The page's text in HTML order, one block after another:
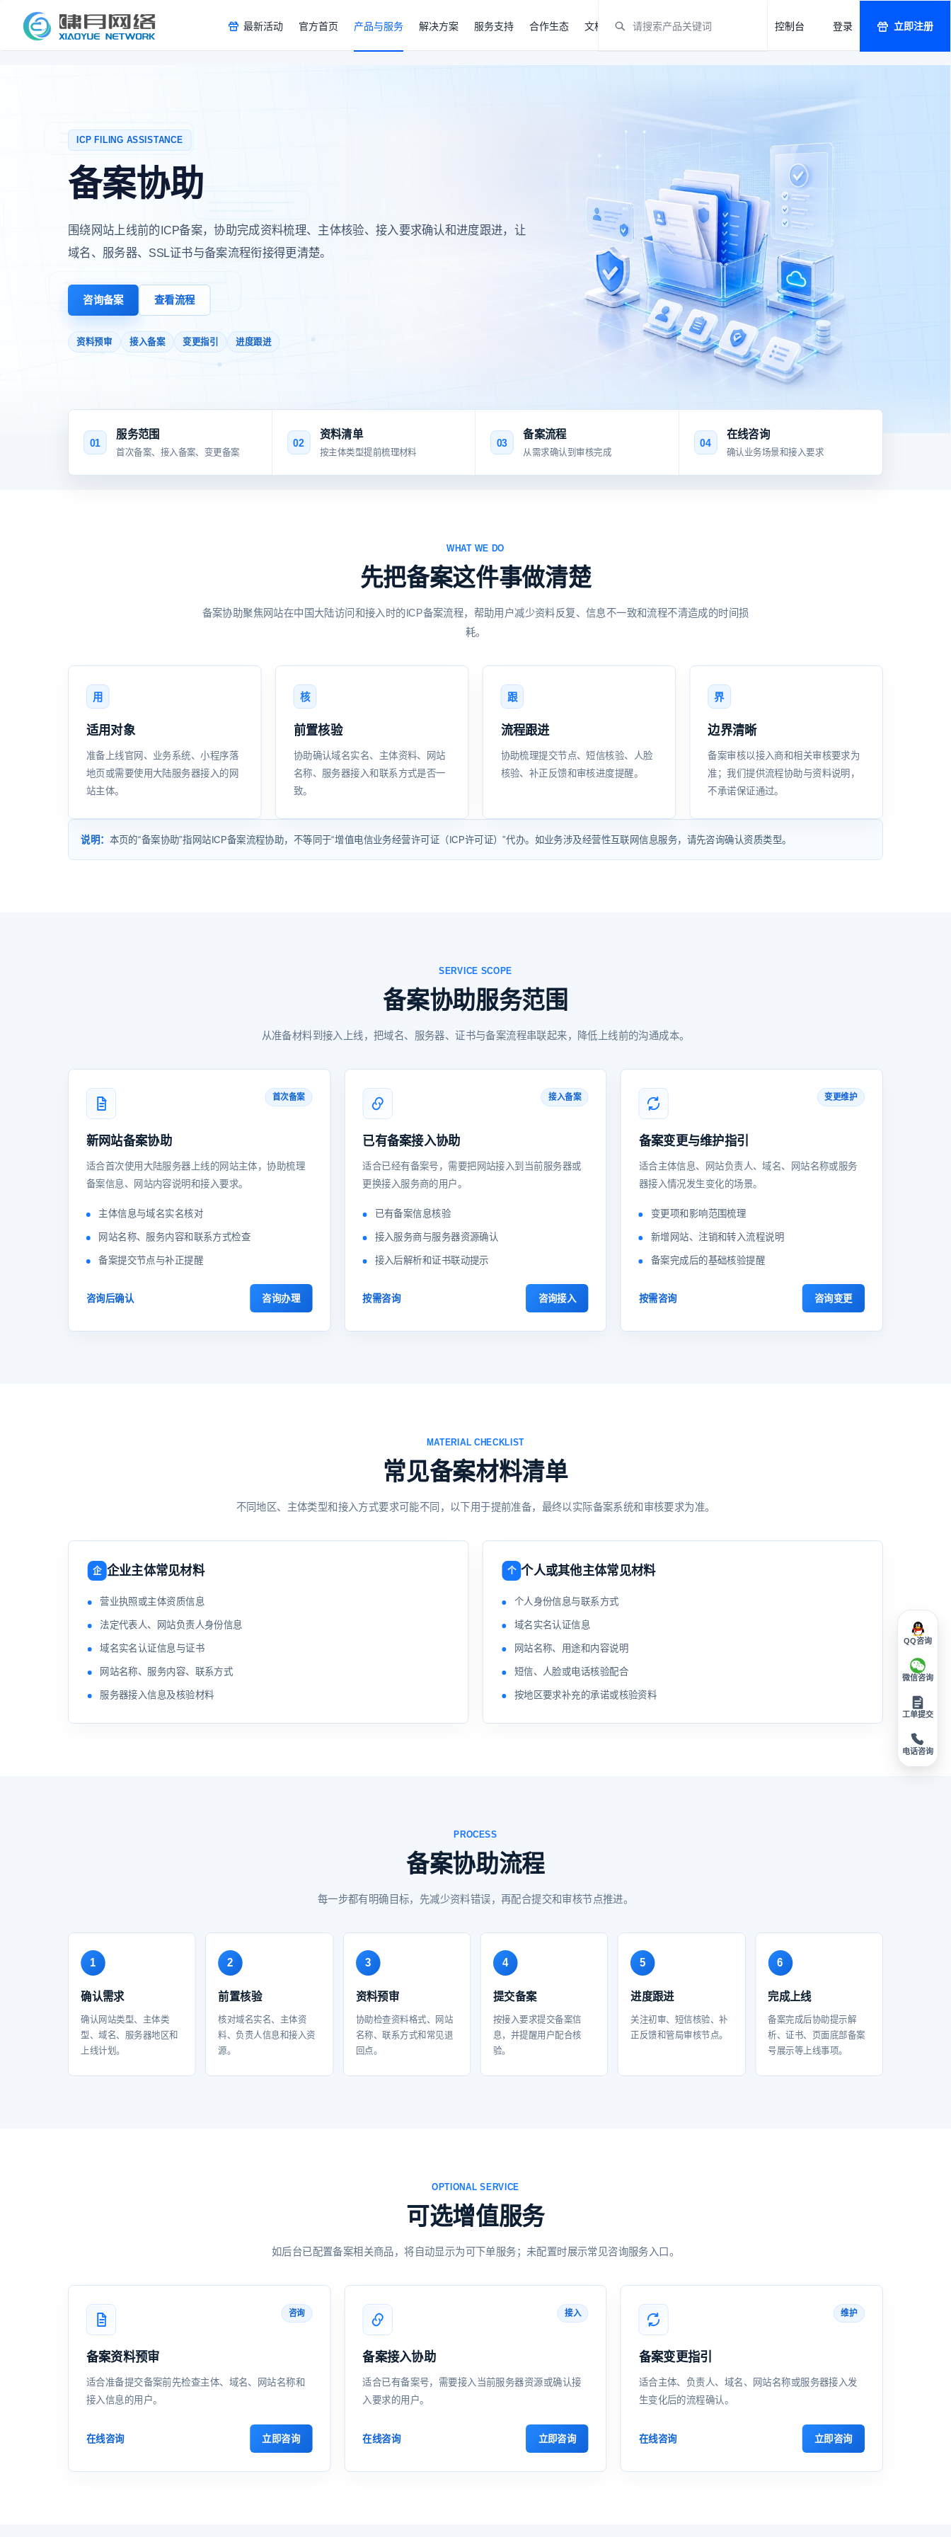
最新活动 官方首页 产品与服务 解决方案 服务支持 合作生态 文档中心 关于我们 控制台 登录 立即注册
QQ咨询
微信咨询
工单提交
电话咨询
ICP FILING ASSISTANCE
备案协助
围绕网站上线前的ICP备案，协助完成资料梳理、主体核验、接入要求确认和进度跟进，让
域名、服务器、SSL证书与备案流程衔接得更清楚。
咨询备案 查看流程
资料预审 接入备案 变更指引 进度跟进
01
服务范围
首次备案、接入备案、变更备案
02
资料清单
按主体类型提前梳理材料
03
备案流程
从需求确认到审核完成
04
在线咨询
确认业务场景和接入要求
WHAT WE DO
先把备案这件事做清楚
备案协助聚焦网站在中国大陆访问和接入时的ICP备案流程，帮助用户减少资料反复、信息不一致和流程不清造成的时间损
耗。
用
适用对象
准备上线官网、业务系统、小程序落
地页或需要使用大陆服务器接入的网
站主体。
核
前置核验
协助确认域名实名、主体资料、网站
名称、服务器接入和联系方式是否一
致。
跟
流程跟进
协助梳理提交节点、短信核验、人脸
核验、补正反馈和审核进度提醒。
界
边界清晰
备案审核以接入商和相关审核要求为
准；我们提供流程协助与资料说明，
不承诺保证通过。
说明： 本页的“备案协助”指网站ICP备案流程协助，不等同于“增值电信业务经营许可证（ICP许可证）”代办。如业务涉及经营性互联网信息服务，请先咨询确认资质类型。
SERVICE SCOPE
备案协助服务范围
从准备材料到接入上线，把域名、服务器、证书与备案流程串联起来，降低上线前的沟通成本。
首次备案
新网站备案协助
适合首次使用大陆服务器上线的网站主体，协助梳理
备案信息、网站内容说明和接入要求。
主体信息与域名实名核对
网站名称、服务内容和联系方式检查
备案提交节点与补正提醒
咨询后确认 咨询办理
接入备案
已有备案接入协助
适合已经有备案号，需要把网站接入到当前服务器或
更换接入服务商的用户。
已有备案信息核验
接入服务商与服务器资源确认
接入后解析和证书联动提示
按需咨询 咨询接入
变更维护
备案变更与维护指引
适合主体信息、网站负责人、域名、网站名称或服务
器接入情况发生变化的场景。
变更项和影响范围梳理
新增网站、注销和转入流程说明
备案完成后的基础核验提醒
按需咨询 咨询变更
MATERIAL CHECKLIST
常见备案材料清单
不同地区、主体类型和接入方式要求可能不同，以下用于提前准备，最终以实际备案系统和审核要求为准。
企 企业主体常见材料
营业执照或主体资质信息
法定代表人、网站负责人身份信息
域名实名认证信息与证书
网站名称、服务内容、联系方式
服务器接入信息及核验材料
个 个人或其他主体常见材料
个人身份信息与联系方式
域名实名认证信息
网站名称、用途和内容说明
短信、人脸或电话核验配合
按地区要求补充的承诺或核验资料
PROCESS
备案协助流程
每一步都有明确目标，先减少资料错误，再配合提交和审核节点推进。
确认需求
确认网站类型、主体类
型、域名、服务器地区和
上线计划。
前置核验
核对域名实名、主体资
料、负责人信息和接入资
源。
资料预审
协助检查资料格式、网站
名称、联系方式和常见退
回点。
提交备案
按接入要求提交备案信
息，并提醒用户配合核
验。
进度跟进
关注初审、短信核验、补
正反馈和管局审核节点。
完成上线
备案完成后协助提示解
析、证书、页面底部备案
号展示等上线事项。
OPTIONAL SERVICE
可选增值服务
如后台已配置备案相关商品，将自动显示为可下单服务；未配置时展示常见咨询服务入口。
咨询
备案资料预审
适合准备提交备案前先检查主体、域名、网站名称和
接入信息的用户。
在线咨询 立即咨询
接入
备案接入协助
适合已有备案号，需要接入当前服务器资源或确认接
入要求的用户。
在线咨询 立即咨询
维护
备案变更指引
适合主体、负责人、域名、网站名称或服务器接入发
生变化后的流程确认。
在线咨询 立即咨询